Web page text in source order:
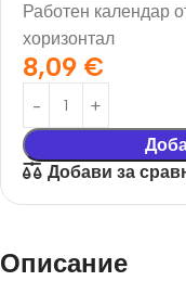
Работен календар
хоризонтал
8,09 €
Добави за
Описание